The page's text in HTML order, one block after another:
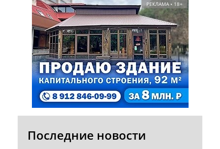
РЕКЛАМА • 18+
Последние новости